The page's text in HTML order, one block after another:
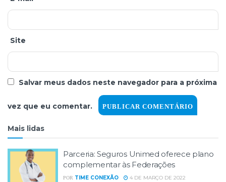
Site
Salvar meus dados neste navegador para a próxima
vez que eu comentar.
Mais lidas
Parceria: Seguros Unimed oferece plano
complementar às Federações
POR TIME CONEXÃO 4 DE MARÇO DE 2022